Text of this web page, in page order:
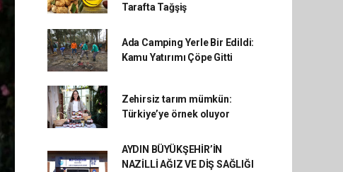
Tarafta Tağşiş
Ada Camping Yerle Bir Edildi:
Kamu Yatırımı Çöpe Gitti
Zehirsiz tarım mümkün:
Türkiye’ye örnek oluyor
AYDIN BÜYÜKŞEHİR’İN
NAZİLLİ AĞIZ VE DİŞ SAĞLIĞI